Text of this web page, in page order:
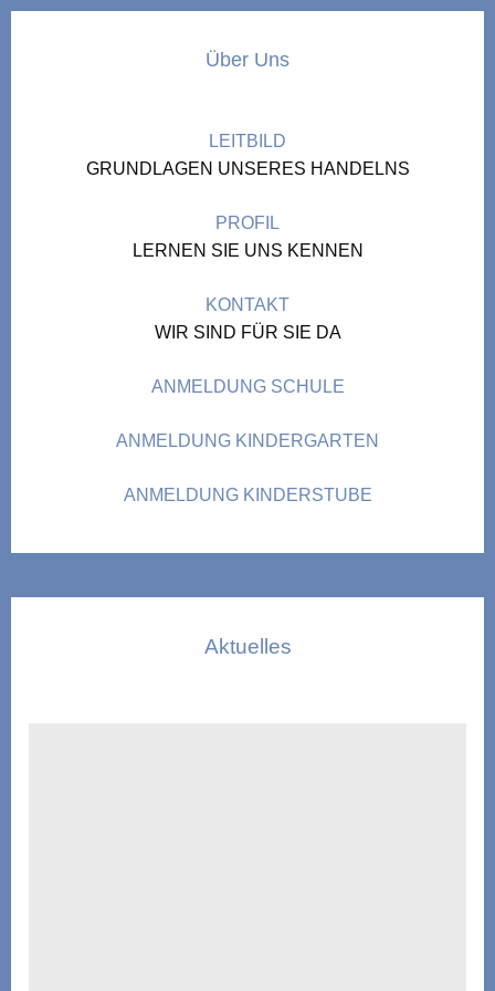
Über Uns
LEITBILD
GRUNDLAGEN UNSERES HANDELNS
PROFIL
LERNEN SIE UNS KENNEN
KONTAKT
WIR SIND FÜR SIE DA
ANMELDUNG SCHULE
ANMELDUNG KINDERGARTEN
ANMELDUNG KINDERSTUBE
Aktuelles